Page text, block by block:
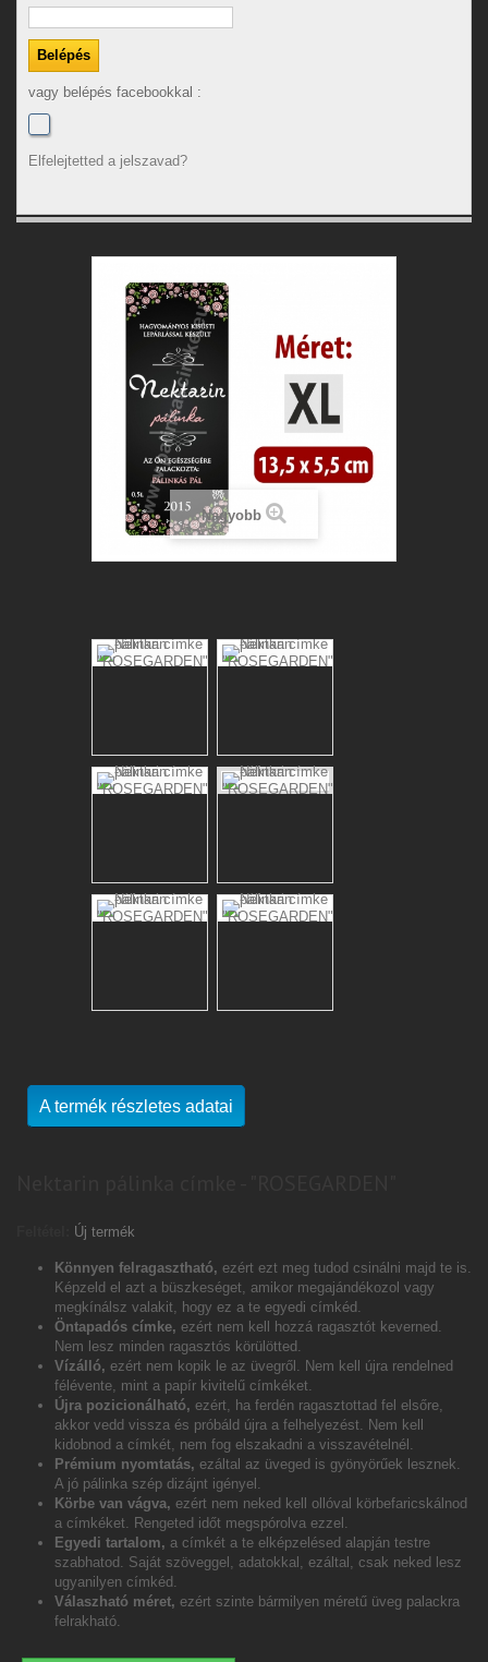
vagy belépés facebookkal :
Elfelejtetted a jelszavad?
Nagyobb
A termék részletes adatai
Új termék
Könnyen felragasztható, ezért ezt meg tudod csinálni majd te is.
Képzeld el azt a büszkeséget, amikor megajándékozol vagy
megkínálsz valakit, hogy ez a te egyedi címkéd.
Öntapadós címke, ezért nem kell hozzá ragasztót keverned.
Nem lesz minden ragasztós körülötted.
Vízálló, ezért nem kopik le az üvegről. Nem kell újra rendelned
félévente, mint a papír kivitelű címkéket.
Újra pozicionálható, ezért, ha ferdén ragasztottad fel elsőre,
akkor vedd vissza és próbáld újra a felhelyezést. Nem kell
kidobnod a címkét, nem fog elszakadni a visszavételnél.
Prémium nyomtatás, ezáltal az üveged is gyönyörűek lesznek.
A jó pálinka szép dizájnt igényel.
Körbe van vágva, ezért nem neked kell ollóval körbefaricskálnod
a címkéket. Rengeted időt megspórolva ezzel.
Egyedi tartalom, a címkét a te elképzelésed alapján testre
szabhatod. Saját szöveggel, adatokkal, ezáltal, csak neked lesz
ugyanilyen címkéd.
Válaszható méret, ezért szinte bármilyen méretű üveg palackra
felrakható.